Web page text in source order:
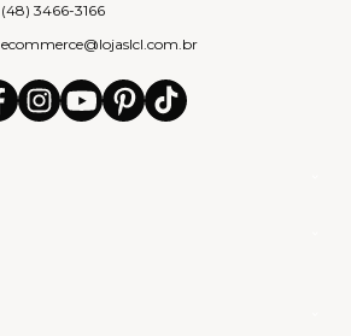
(48) 3466-3166
ecommerce@lojaslcl.com.br